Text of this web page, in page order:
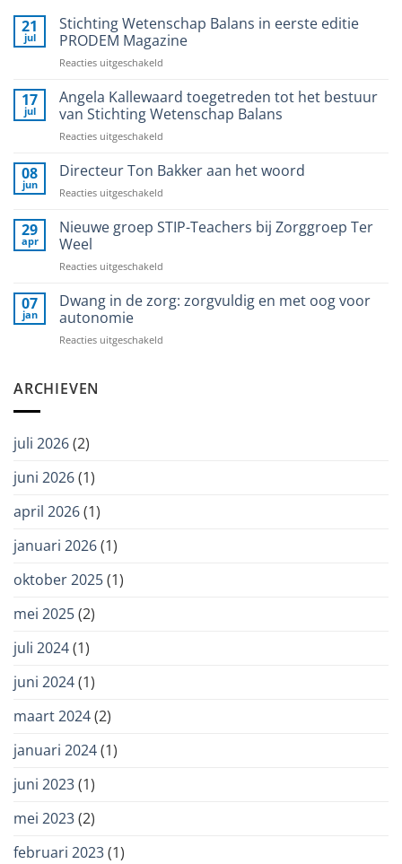
21
jul
Stichting Wetenschap Balans in eerste editie
PRODEM Magazine
Reacties uitgeschakeld
Wetenschap
Balans
in
PRODEM
17
jul
Angela Kallewaard toegetreden tot het bestuur
van Stichting Wetenschap Balans
Reacties uitgeschakeld
Kallewaard
bestuur
08
jun
Directeur Ton Bakker aan het woord
Reacties uitgeschakeld
Ton
29
apr
Nieuwe groep STIP-Teachers bij Zorggroep Ter
Weel
Reacties uitgeschakeld
groep
STIP-
07
jan
Dwang in de zorg: zorgvuldig en met oog voor
autonomie
Reacties uitgeschakeld
ARCHIEVEN
juli 2026(2)
juni 2026(1)
april 2026(1)
januari 2026(1)
oktober 2025(1)
mei 2025(2)
juli 2024(1)
juni 2024(1)
maart 2024(2)
januari 2024(1)
juni 2023(1)
mei 2023(2)
februari 2023(1)